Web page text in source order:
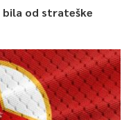
bila od strateške